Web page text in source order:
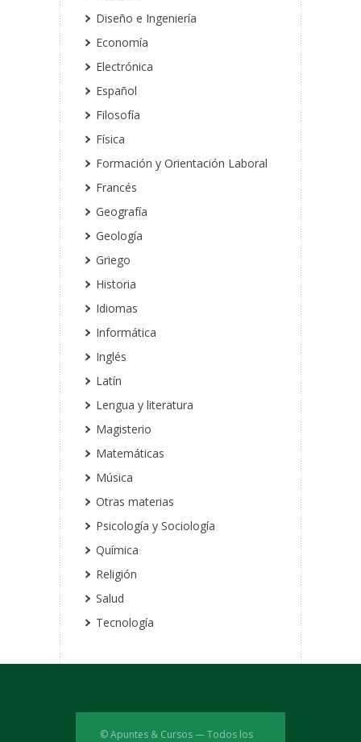
Diseño e Ingeniería
Economía
Electrónica
Español
Filosofía
Física
Formación y Orientación Laboral
Francés
Geografía
Geología
Griego
Historia
Idiomas
Informática
Inglés
Latín
Lengua y literatura
Magisterio
Matemáticas
Música
Otras materias
Psicología y Sociología
Química
Religión
Salud
Tecnología
© Apuntes & Cursos — Todos los